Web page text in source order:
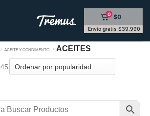
0 $0
Envío gratis $39.990
/ ACEITE Y CONDIMENTO / ACEITES
45